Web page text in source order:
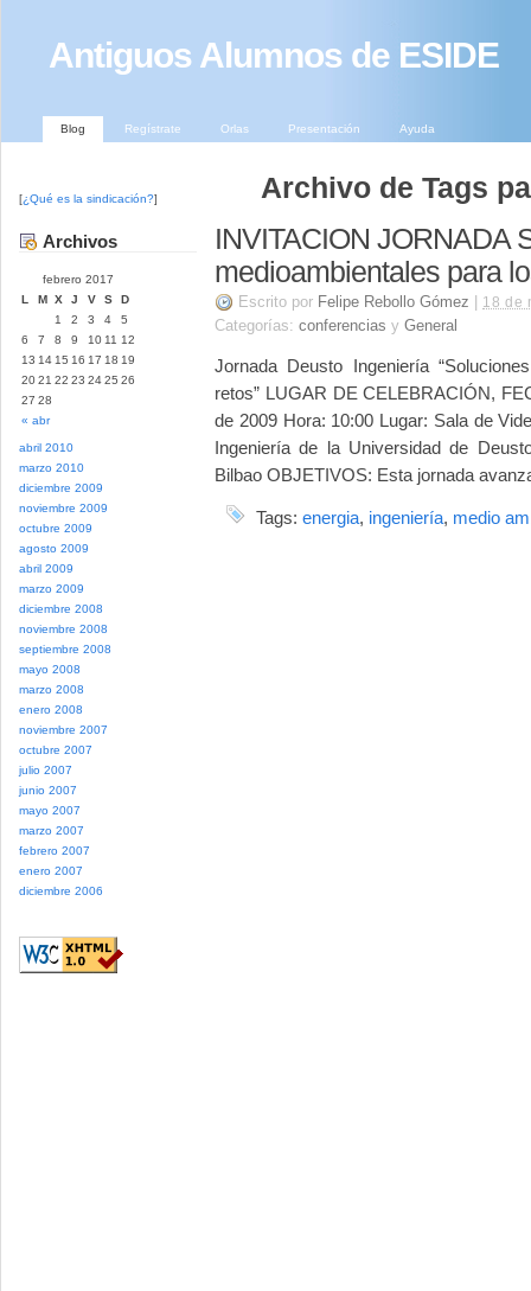
Antiguos Alumnos de ESIDE
Blog Regístrate Orlas Presentación Ayuda
[¿Qué es la sindicación?]
Archivos
febrero 2017
L
M X J V S D
« abr
1 2 3 4
5
6
7 8 9 10 11 12
13 14 15 16 17 18 19
2021 22 23 2425 26
27 28
abril 2010
marzo 2010
diciembre 2009
noviembre 2009
octubre 2009
agosto 2009
abril 2009
marzo 2009
diciembre 2008
noviembre 2008
septiembre 2008
mayo 2008
marzo 2008
enero 2008
noviembre 2007
octubre 2007
julio 2007
junio 2007
mayo 2007
marzo 2007
febrero 2007
enero 2007
diciembre 2006
Archivo de Tags
INVITACION JORNADA
medioambientales para
Escrito por Felipe Rebollo Gómez 18 de
Categorías: conferencias y General
Jornada Deusto Ingeniería
retos” LUGAR DE CELEBRACIÓN,
de 2009 Hora: 10:00 Lugar: Sala de
Ingeniería de la Universidad de
Bilbao OBJETIVOS: Esta jornada
Tags: energia, ingeniería, medio